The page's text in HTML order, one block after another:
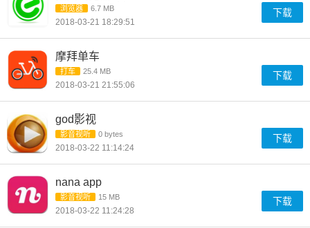
浏览器 6.7 MB
2018-03-21 18:29:51
下载
摩拜单车
打车 25.4 MB
2018-03-21 21:55:06
下载
god影视
影音视听 0 bytes
2018-03-22 11:14:24
下载
nana app
影音视听 15 MB
2018-03-22 11:24:28
下载